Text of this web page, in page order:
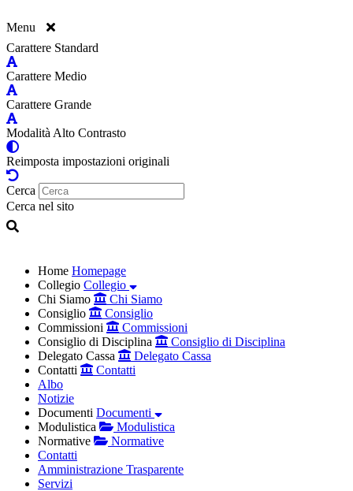
Menu
Carattere Standard
Carattere Medio
Carattere Grande
Modalità Alto Contrasto
Reimposta impostazioni originali
Cerca
Cerca nel sito
Home Homepage
Collegio Collegio
Chi Siamo
Chi Siamo
Consiglio
Consiglio
Commissioni
Commissioni
Consiglio di Disciplina
Consiglio di Disciplina
Delegato Cassa
Delegato Cassa
Contatti
Contatti
Albo
Notizie
Documenti Documenti
Modulistica
Modulistica
Normative
Normative
Contatti
Amministrazione Trasparente
Servizi